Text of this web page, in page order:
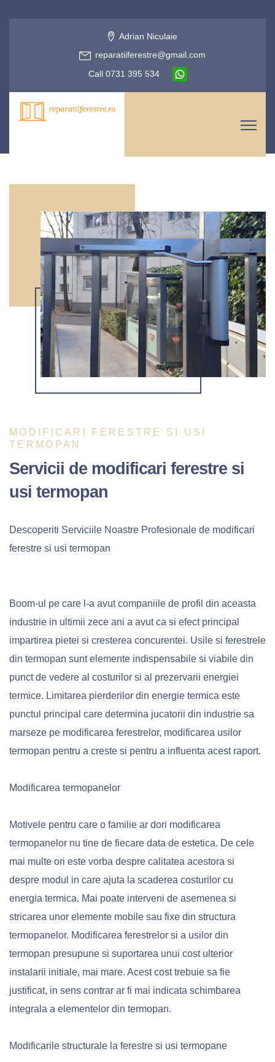
Adrian Niculaie
reparatiiferestre@gmail.com
Call 0731 395 534
MODIFICARI FERESTRE SI USI
TERMOPAN
Servicii de modificari ferestre si
usi termopan
Descoperiti Serviciile Noastre Profesionale de modificari
ferestre si usi termopan
Boom-ul pe care l-a avut companiile de profil din aceasta
industrie in ultimii zece ani a avut ca si efect principal
impartirea pietei si cresterea concurentei. Usile si ferestrele
din termopan sunt elemente indispensabile si viabile din
punct de vedere al costurilor si al prezervarii energiei
termice. Limitarea pierderilor din energie termica este
punctul principal care determina jucatorii din industrie sa
marseze pe modificarea ferestrelor, modificarea usilor
termopan pentru a creste si pentru a influenta acest raport.
Modificarea termopanelor
Motivele pentru care o familie ar dori modificarea
termopanelor nu tine de fiecare data de estetica. De cele
mai multe ori este vorba despre calitatea acestora si
despre modul in care ajuta la scaderea costurilor cu
energia termica. Mai poate interveni de asemenea si
stricarea unor elemente mobile sau fixe din structura
termopanelor. Modificarea ferestrelor si a usilor din
termopan presupune si suportarea unui cost ulterior
instalarii initiale, mai mare. Acest cost trebuie sa fie
justificat, in sens contrar ar fi mai indicata schimbarea
integrala a elementelor din termopan.
Modificarile structurale la ferestre si usi termopane